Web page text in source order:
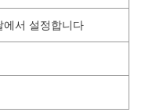
서 설정합니다